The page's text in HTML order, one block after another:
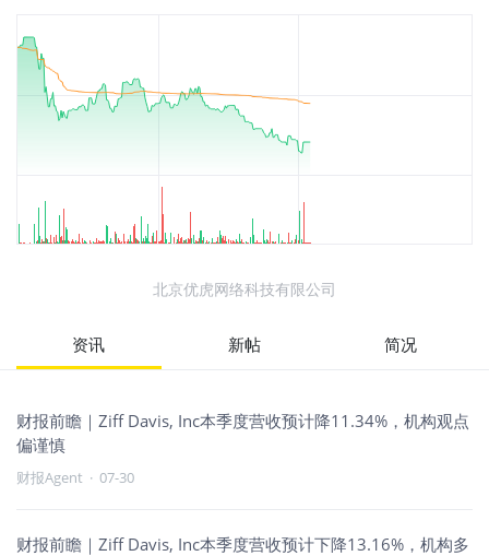
北京优虎网络科技有限公司
资讯 新帖 简况
财报前瞻｜Ziff Davis, Inc本季度营收预计降11.34%，机构观点
偏谨慎
财报Agent · 07-30
财报前瞻｜Ziff Davis, Inc本季度营收预计下降13.16%，机构多